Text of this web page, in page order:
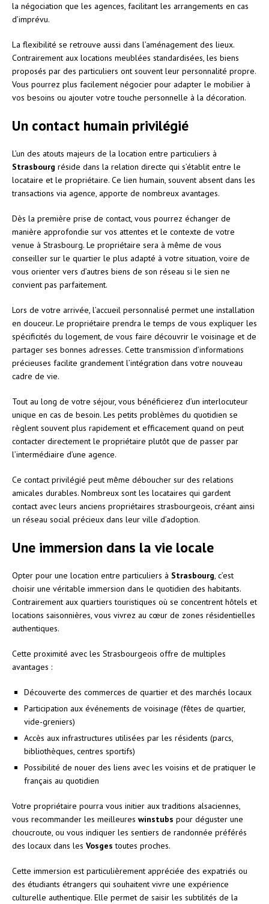
la négociation que les agences, facilitant les arrangements en cas
d’imprévu.
La flexibilité se retrouve aussi dans l’aménagement des lieux.
Contrairement aux locations meublées standardisées, les biens
proposés par des particuliers ont souvent leur personnalité propre.
Vous pourrez plus facilement négocier pour adapter le mobilier à
vos besoins ou ajouter votre touche personnelle à la décoration.
Un contact humain privilégié
L’un des atouts majeurs de la location entre particuliers à
Strasbourg réside dans la relation directe qui s’établit entre le
locataire et le propriétaire. Ce lien humain, souvent absent dans les
transactions via agence, apporte de nombreux avantages.
Dès la première prise de contact, vous pourrez échanger de
manière approfondie sur vos attentes et le contexte de votre
venue à Strasbourg. Le propriétaire sera à même de vous
conseiller sur le quartier le plus adapté à votre situation, voire de
vous orienter vers d’autres biens de son réseau si le sien ne
convient pas parfaitement.
Lors de votre arrivée, l’accueil personnalisé permet une installation
en douceur. Le propriétaire prendra le temps de vous expliquer les
spécificités du logement, de vous faire découvrir le voisinage et de
partager ses bonnes adresses. Cette transmission d’informations
précieuses facilite grandement l’intégration dans votre nouveau
cadre de vie.
Tout au long de votre séjour, vous bénéficierez d’un interlocuteur
unique en cas de besoin. Les petits problèmes du quotidien se
règlent souvent plus rapidement et efficacement quand on peut
contacter directement le propriétaire plutôt que de passer par
l’intermédiaire d’une agence.
Ce contact privilégié peut même déboucher sur des relations
amicales durables. Nombreux sont les locataires qui gardent
contact avec leurs anciens propriétaires strasbourgeois, créant ainsi
un réseau social précieux dans leur ville d’adoption.
Une immersion dans la vie locale
Opter pour une location entre particuliers à Strasbourg , c’est
choisir une véritable immersion dans le quotidien des habitants.
Contrairement aux quartiers touristiques où se concentrent hôtels et
locations saisonnières, vous vivrez au cœur de zones résidentielles
authentiques.
Cette proximité avec les Strasbourgeois offre de multiples
avantages :
Découverte des commerces de quartier et des marchés locaux
Participation aux événements de voisinage (fêtes de quartier,
vide-greniers)
Accès aux infrastructures utilisées par les résidents (parcs,
bibliothèques, centres sportifs)
Possibilité de nouer des liens avec les voisins et de pratiquer le
français au quotidien
Votre propriétaire pourra vous initier aux traditions alsaciennes,
vous recommander les meilleures winstubs pour déguster une
choucroute, ou vous indiquer les sentiers de randonnée préférés
des locaux dans les Vosges toutes proches.
Cette immersion est particulièrement appréciée des expatriés ou
des étudiants étrangers qui souhaitent vivre une expérience
culturelle authentique. Elle permet de saisir les subtilités de la